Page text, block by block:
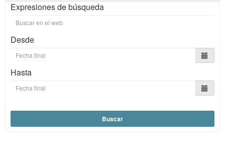
Expresiones de búsqueda
Desde
Hasta
Buscar